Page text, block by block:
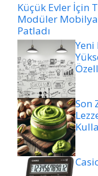
Küçük Evler İçin
Modüler
Patladı
Yeni
Son